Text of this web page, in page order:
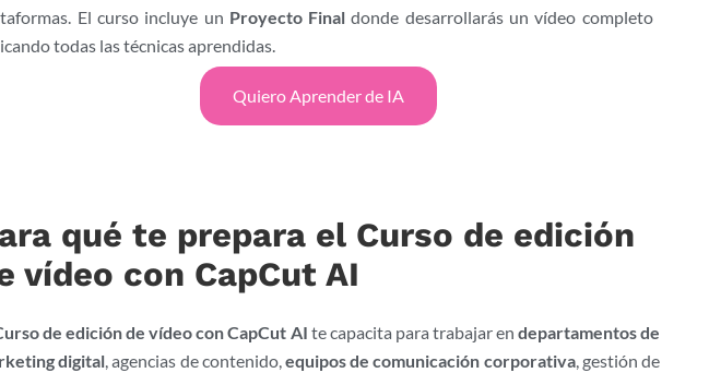
El curso incluye un Proyecto Final donde desarrollarás un vídeo completo
todas las técnicas aprendidas.
Quiero Aprender de IA
qué te prepara el Curso de edición
vídeo con CapCut AI
de edición de vídeo con CapCut AI te capacita para trabajar en departamentos de
digital, agencias de contenido,equipos de comunicación corporativa, gestión de